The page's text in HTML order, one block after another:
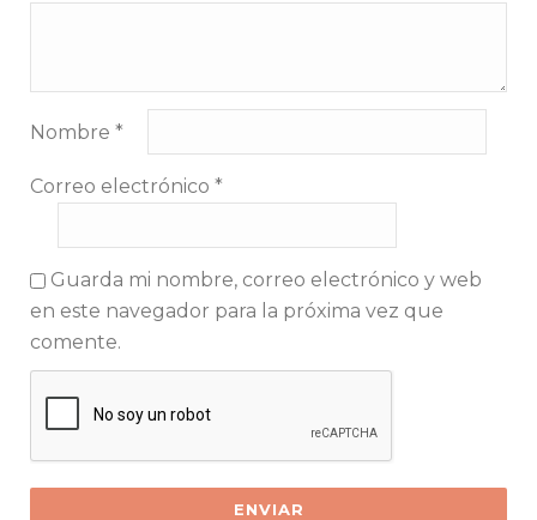
Nombre *
Correo electrónico *
Guarda mi nombre, correo electrónico y web
en este navegador para la próxima vez que
comente.